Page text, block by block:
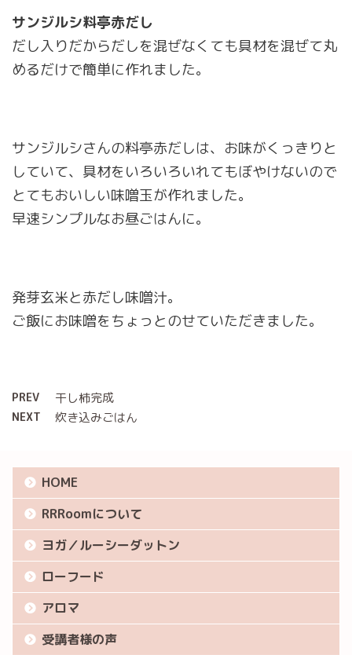
サンジルシ料亭赤だし
だし入りだからだしを混ぜなくても具材を混ぜて丸
めるだけで簡単に作れました。
サンジルシさんの料亭赤だしは、お味がくっきりと
していて、具材をいろいろいれてもぼやけないので
とてもおいしい味噌玉が作れました。
早速シンプルなお昼ごはんに。
発芽玄米と赤だし味噌汁。
ご飯にお味噌をちょっとのせていただきました。
PREV 干し柿完成
NEXT 炊き込みごはん
HOME
RRRoomについて
ヨガ／ルーシーダットン
ローフード
アロマ
受講者様の声